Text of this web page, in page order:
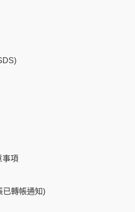
事項
已轉帳通知)